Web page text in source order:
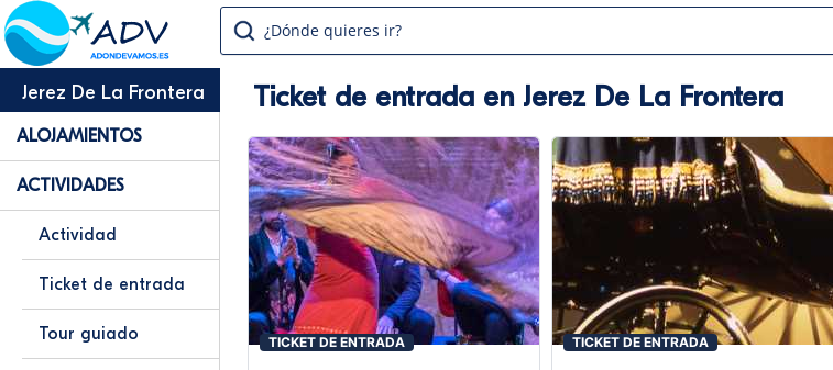
¿Dónde quieres ir?
Jerez De La Frontera
ALOJAMIENTOS
ACTIVIDADES
Actividad
Ticket de entrada
Tour guiado
Ticket de entrada en Jerez De La Frontera
TICKET DE ENTRADA TICKET DE ENTRADA